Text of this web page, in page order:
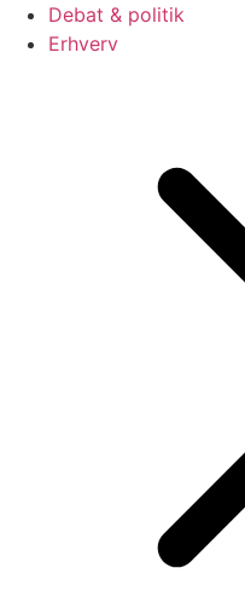
Debat & politik
Erhverv